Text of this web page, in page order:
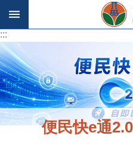
跳到主要內容區塊
:::
:::
便民快e通